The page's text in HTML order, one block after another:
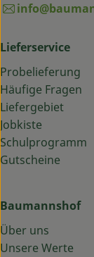
Lieferservice
Probelieferung
Häufige Fragen
Liefergebiet
Jobkiste
Schulprogramm
Gutscheine
Baumannshof
Über uns
Unsere Werte